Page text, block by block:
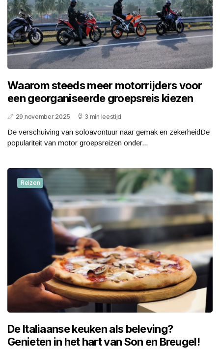
Waarom steeds meer motorrijders voor
een georganiseerde groepsreis kiezen
29 november 2025 3 min leestijd
De verschuiving van soloavontuur naar gemak en zekerheidDe
populariteit van motor groepsreizen onder...
Reizen
De Italiaanse keuken als beleving?
Genieten in het hart van Son en Breugel!